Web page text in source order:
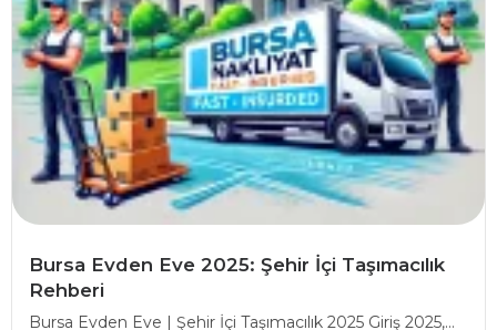
Bursa Evden Eve 2025: Şehir İçi Taşımacılık
Rehberi
Bursa Evden Eve | Şehir İçi Taşımacılık 2025 Giriş 2025,...